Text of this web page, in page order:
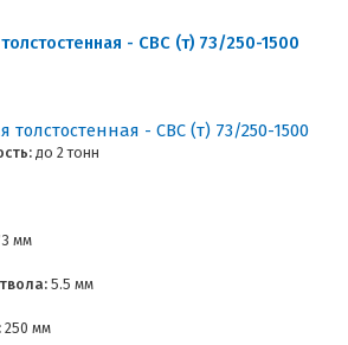
- СВС (т) 73/250-1500
до 2 тонн
мм
5.5 мм
250 мм